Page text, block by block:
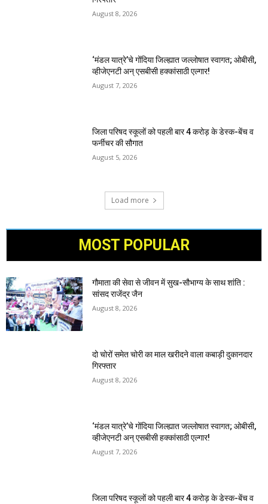
August 8, 2026
‘मंडल यात्रे’चे गोंदिया जिल्ह्यात जल्लोषात स्वागत; ओबीसी,
व्हीजेएनटी अन् एसबीसी हक्कांसाठी एल्गार!
August 7, 2026
जिला परिषद स्कूलों को पहली बार 4 करोड़ के डेस्क-बेंच व
फर्नीचर की सौगात
August 5, 2026
Load more
MOST POPULAR
गौमाता की सेवा से जीवन में सुख-सौभाग्य के साथ शांति :
सांसद राजेंद्र जैन
August 8, 2026
दो चोरों समेत चोरी का माल खरीदने वाला कबाड़ी दुकानदार
गिरफ्तार
August 8, 2026
‘मंडल यात्रे’चे गोंदिया जिल्ह्यात जल्लोषात स्वागत; ओबीसी,
व्हीजेएनटी अन् एसबीसी हक्कांसाठी एल्गार!
August 7, 2026
जिला परिषद स्कूलों को पहली बार 4 करोड़ के डेस्क-बेंच व